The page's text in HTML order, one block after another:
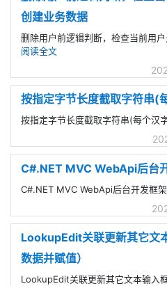
创建业务数据
删除用户前逻辑判断，检查当前用
阅读全文
按指定字节长度截取字符串(
按指定字节长度截取字符串(每个汉
C#.NET MVC WebApi后台
C#.NET MVC WebApi后台开发框
LookupEdit关联更新其它文
数据并赋值）
LookupEdit关联更新其它文本输入